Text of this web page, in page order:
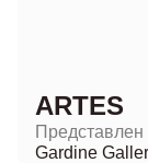
ARTES
Представлен
Gardine